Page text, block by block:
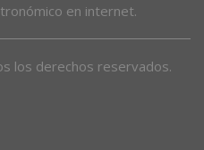
en internet.
los derechos reservados.